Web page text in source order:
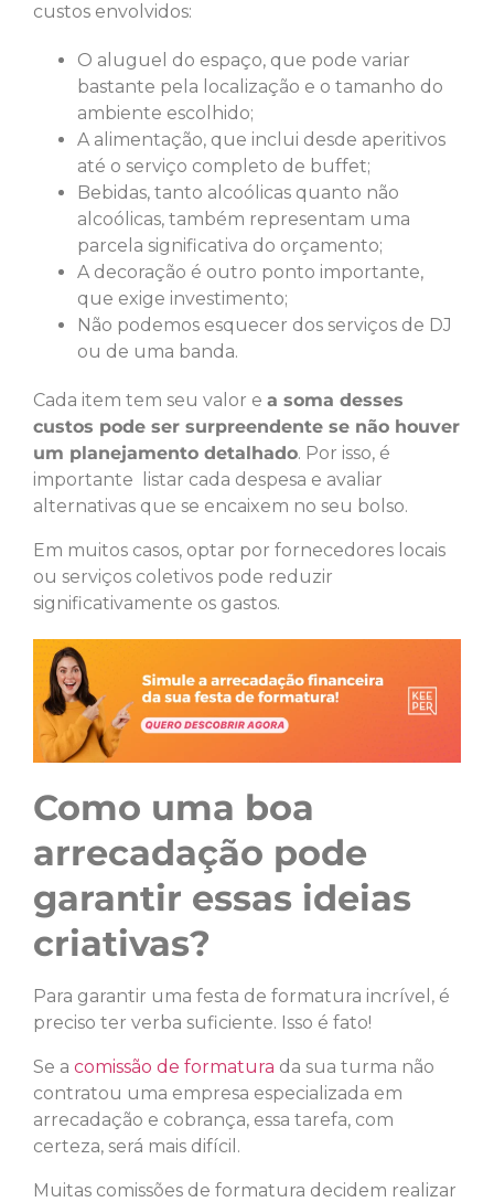
custos envolvidos:
O aluguel do espaço, que pode variar
bastante pela localização e o tamanho do
ambiente escolhido;
A alimentação, que inclui desde aperitivos
até o serviço completo de buffet;
Bebidas, tanto alcoólicas quanto não
alcoólicas, também representam uma
parcela significativa do orçamento;
A decoração é outro ponto importante,
que exige investimento;
Não podemos esquecer dos serviços de DJ
ou de uma banda.
Cada item tem seu valor e a soma desses
custos pode ser surpreendente se não houver
um planejamento detalhado. Por isso, é
importante listar cada despesa e avaliar
alternativas que se encaixem no seu bolso.
Em muitos casos, optar por fornecedores locais
ou serviços coletivos pode reduzir
significativamente os gastos.
Como uma boa
arrecadação pode
garantir essas ideias
criativas?
Para garantir uma festa de formatura incrível, é
preciso ter verba suficiente. Isso é fato!
Se a comissão de formatura da sua turma não
contratou uma empresa especializada em
arrecadação e cobrança, essa tarefa, com
certeza, será mais difícil.
Muitas comissões de formatura decidem realizar